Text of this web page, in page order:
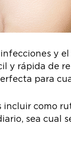
y
y rápida de
para
incluir como
sea cual